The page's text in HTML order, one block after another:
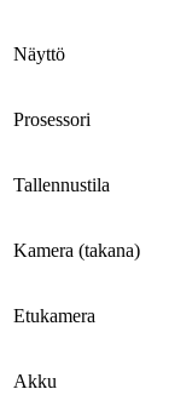
Näyttö
Prosessori
Tallennustila
Kamera (takana)
Etukamera
Akku